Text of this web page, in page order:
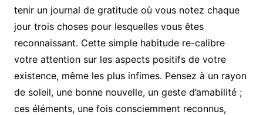
tenir un journal de gratitude où vous notez chaque
jour trois choses pour lesquelles vous êtes
reconnaissant. Cette simple habitude re-calibre
votre attention sur les aspects positifs de votre
existence, même les plus infimes. Pensez à un rayon
de soleil, une bonne nouvelle, un geste d’amabilité ;
ces éléments, une fois consciemment reconnus,